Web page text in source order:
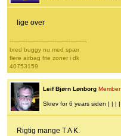
lige over
-------------------------------------------
bred buggy nu med spær
flere airbag frie zoner i dk
40753159
Leif Bjørn Lønborg Member
Skrev for 6 years siden | | | |
Rigtig mange T A K.